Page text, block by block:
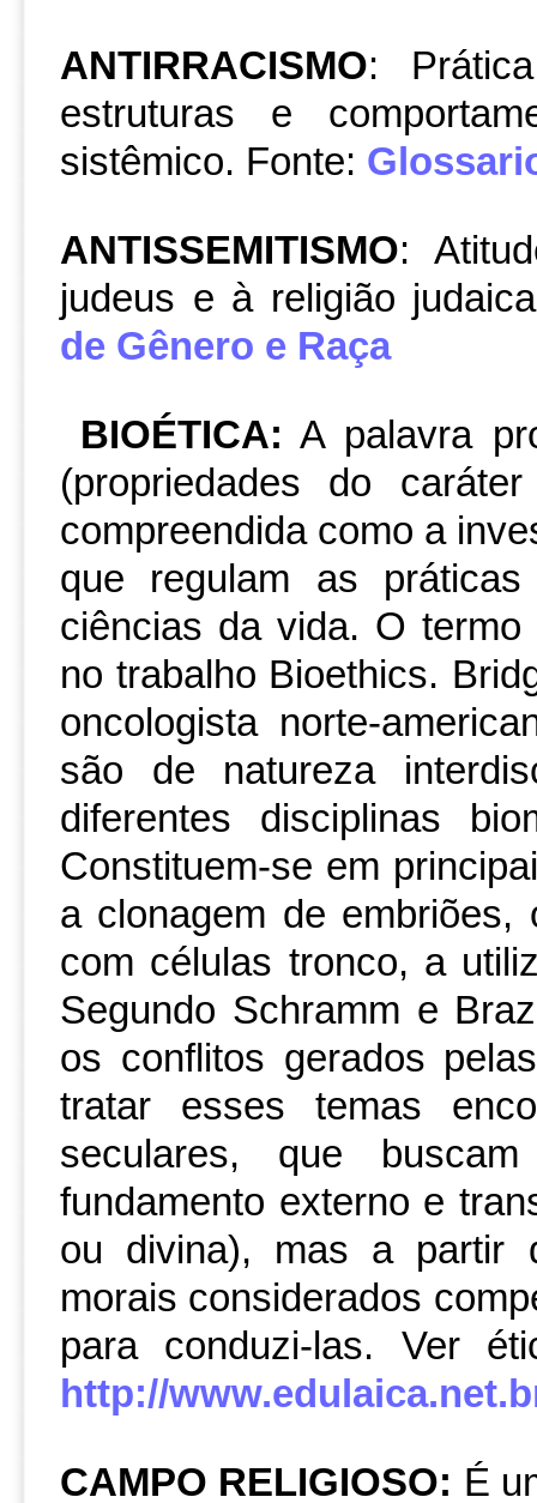
ANTIRRACISMO:
estruturas e
sistêmico. Fonte:
ANTISSEMITISMO:
judeus e à religião
de Gênero e Raça
BIOÉTICA: A palavra
(propriedades do
compreendida como a
que regulam as
ciências da vida. O
no trabalho Bioethics.
oncologista norte-
são de natureza
diferentes disciplinas
Constituem-se em
a clonagem de
com células tronco, a
Segundo Schramm e
os conflitos gerados
tratar esses temas
seculares, que
fundamento externo e
ou divina), mas a partir
morais considerados
para conduzi-las. Ver
http://
CAMPO RELIGIOSO: É